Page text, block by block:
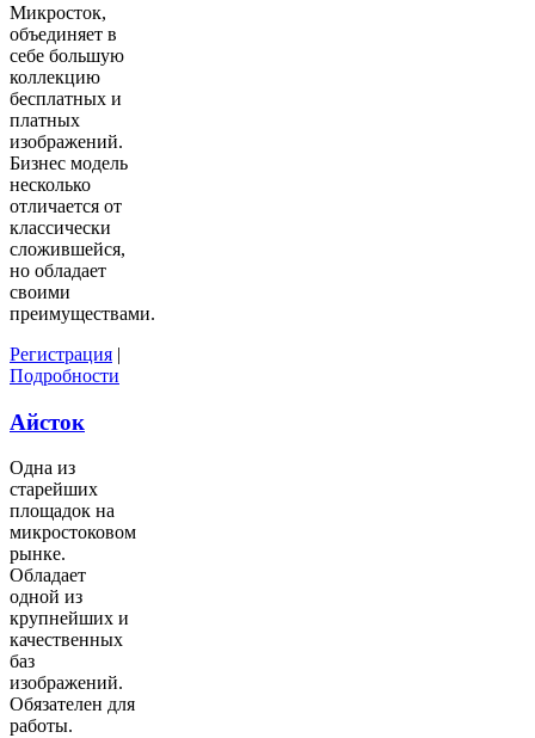
Микросток,
объединяет в
себе большую
коллекцию
бесплатных и
платных
изображений.
Бизнес модель
несколько
отличается от
классически
сложившейся,
но обладает
своими
преимуществами.
Регистрация |
Подробности
Айсток
Одна из
старейших
площадок на
микростоковом
рынке.
Обладает
одной из
крупнейших и
качественных
баз
изображений.
Обязателен для
работы.